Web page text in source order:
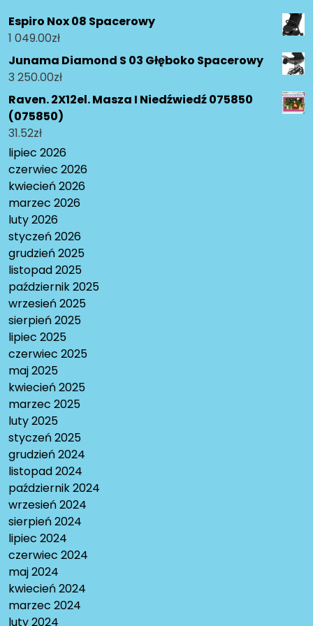
Espiro Nox 08 Spacerowy
1 049.00zł
Junama Diamond S 03 Głęboko Spacerowy
3 250.00zł
Raven. 2X12el. Masza I Niedźwiedź 075850
(075850)
31.52zł
lipiec 2026
czerwiec 2026
kwiecień 2026
marzec 2026
luty 2026
styczeń 2026
grudzień 2025
listopad 2025
październik 2025
wrzesień 2025
sierpień 2025
lipiec 2025
czerwiec 2025
maj 2025
kwiecień 2025
marzec 2025
luty 2025
styczeń 2025
grudzień 2024
listopad 2024
październik 2024
wrzesień 2024
sierpień 2024
lipiec 2024
czerwiec 2024
maj 2024
kwiecień 2024
marzec 2024
luty 2024